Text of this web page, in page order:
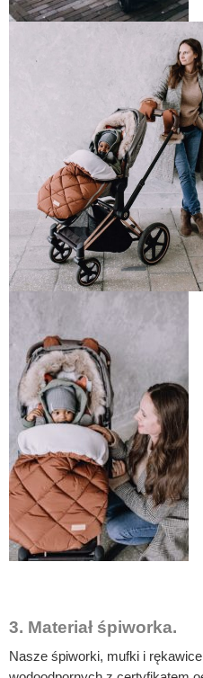
3. Materiał śpiworka.
Nasze śpiworki, mufki i